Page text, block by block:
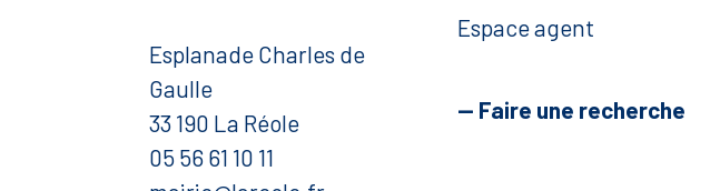
Esplanade Charles de
Gaulle
33 190 La Réole
05 56 61 10 11
Espace agent
— Faire une recherche